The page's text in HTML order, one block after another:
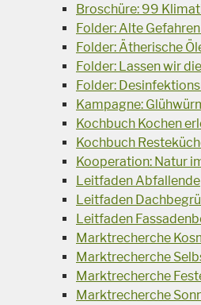
Broschüre: 99
Folder: Alte
Folder: Ätherische
Folder: Lassen wir
Folder:
Kampagne:
Kochbuch Kochen
Kochbuch
Kooperation: Natur
Leitfaden Abfallende
Leitfaden
Leitfaden
Marktrecherche
Marktrecherche
Marktrecherche
Marktrecherche